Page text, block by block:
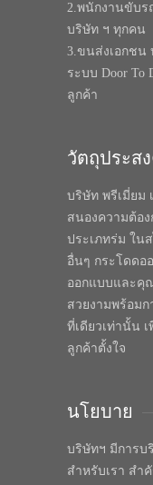
2.พนักงานขับร
บริษัท ฯ ทุกคน
3.ขนส่งเอกชน
ระบบ Door To
ลูกค้า
วัตถุประส
บริษัท พรีเมี่ยม
สนองความต้อ
ประเภทร่ม ใน
อื่นๆ กระโดดอ
ออกแบบและคุ
สวยงามพร้อม
ที่เดียวเท่านั้น
ลูกค้าตั้งใจ
นโยบาย
บริษัทฯ มีการบ
สำหรับเรา สำ